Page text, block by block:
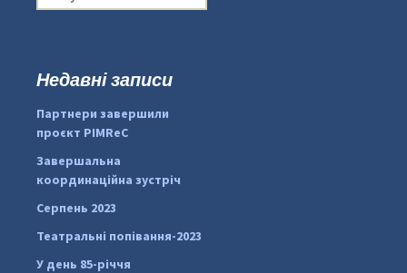
#PipIvanToday
pimrec_project
о
:Недавні записи
Партнери завершили
проєкт PIMReC
Завершальна
координаційна зустріч
Серпень 2023
Театральні попівання-2023
У день 85-річчя